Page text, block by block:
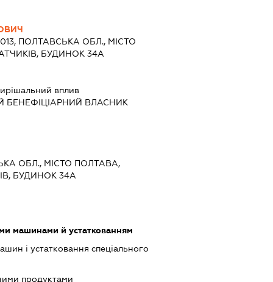
ПОЛТАВСЬКА ОБЛ., МІСТО
БУДИНОК 34А
вплив
БЕНЕФІЦІАРНИЙ ВЛАСНИК
ОБЛ., МІСТО ПОЛТАВА,
БУДИНОК 34А
машинами й устаткованням
і устатковання спеціального
продуктами